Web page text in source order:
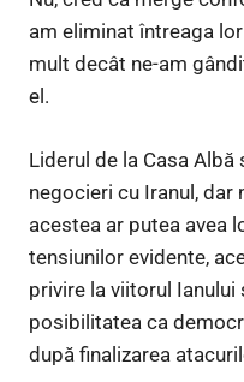
am eliminat întreaga
mult decât ne-am
el.
Liderul de la Casa
negocieri cu Iranul, dar
acestea ar putea avea
tensiunilor evidente,
privire la viitorul
posibilitatea ca
după finalizarea